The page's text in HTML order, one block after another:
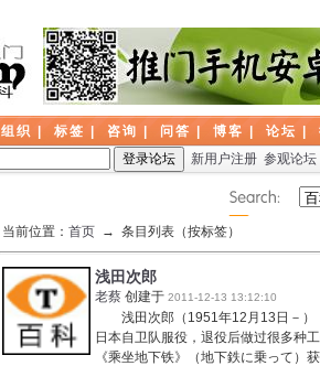
组织 标签 咨询 问答 博客 论坛
新用户注册 参观论坛
当前位置： 首页 → 条目列表（按标签）
浅田次郎
老蔡 创建于 2011-12-13 13:12:10
浅田次郎（1951年12月13日－）
日本自卫队服役，退役后做过很多种
《乘坐地下铁》（地下鉄に乗って）